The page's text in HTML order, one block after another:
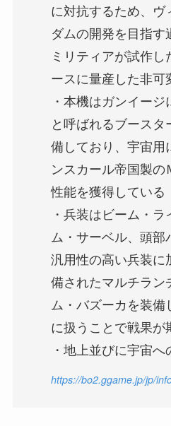
に対抗するため、ヴ
ダムの開発を目指す
ミリティアが試作
ースに量産した非可
・本機はガンイー
と呼ばれるブース
備しており、宇宙用
ンスカール帝国製の
性能を獲得している
・兵装はビーム・
ム・サーベル、頭部
汎用性の高い兵装に
備されたマルチラン
ム・バズーカを装備
に扱うことで戦果が
・地上並びに宇宙
https://bo2.ggame.jp/jp/